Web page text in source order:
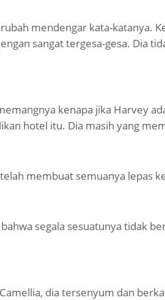
mendengar kata-katanya.
sangat tergesa-gesa. Dia
kenapa jika Harvey
hotel itu. Dia masih yang
membuat semuanya lepas
segala sesuatunya tidak
dia tersenyum dan